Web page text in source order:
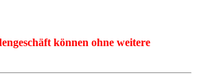
können ohne weitere